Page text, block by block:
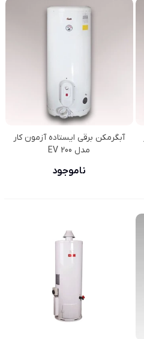
آبگرمکن برقی ایستاده آزمون کار
مدل EV 200
ناموجود